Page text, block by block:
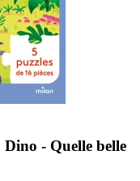
- Quelle belle